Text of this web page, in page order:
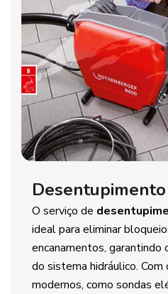
O serviço de
ideal para eliminar
encanamentos, garantindo
do sistema hidráulico.
modernos, como sondas